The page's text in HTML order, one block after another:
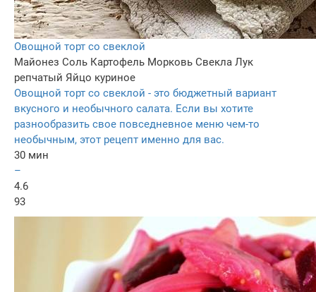
Овощной торт со свеклой
Майонез Соль Картофель Морковь Свекла Лук
репчатый Яйцо куриное
Овощной торт со свеклой - это бюджетный вариант
вкусного и необычного салата. Если вы хотите
разнообразить свое повседневное меню чем-то
необычным, этот рецепт именно для вас.
30 мин
–
4.6
93